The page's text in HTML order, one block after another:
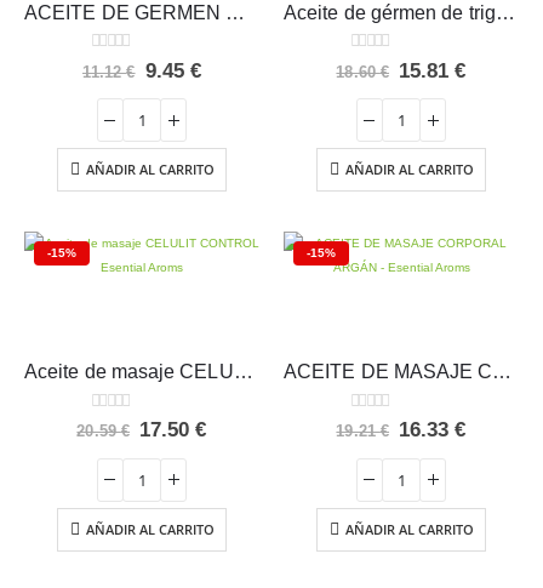
ACEITE DE GERMEN DE TRIGO Intersa
0 out of 5
11.12€ El
era:
11.12 €.
9.45 €El
9.45 €.
AÑADIR AL CARRITO
Aceite de gérmen de trigo SANTIVERI 500 perlas
0 out of 5
18.60€ El
era:
18.60 €.
15.81€El
15.81 €.
AÑADIR AL CARRITO
-15%
Aceite de masaje CELULIT CONTROL Esential Aroms
0 out of 5
20.59€ El
original
era:
20.59 €.
17.50€El
17.50 €.
AÑADIR AL CARRITO
-15%
ACEITE DE MASAJE CORPORAL ARGÁN – Esential Aroms
0 out of 5
19.21€ El
original
era:
19.21 €.
16.33€El
16.33 €.
AÑADIR AL CARRITO